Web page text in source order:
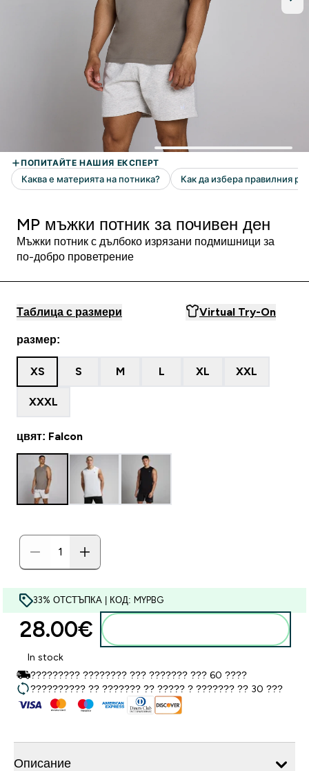
MP мъжки потник за почивен ден
Мъжки потник с дълбоко изрязани подмишници за
по-добро проветрение
Таблица с размери Virtual Try-On
размер:
XS S M L XL XXL
XXXL
цвят: Falcon
33% ОТСТЪПКА | КОД: MYPBG
28.00€‎
In stock
????????? ???????? ??? ??????? ??? 60 ????
?????????? ?? ??????? ?? ????? ? ??????? ?? 30 ???
Описание